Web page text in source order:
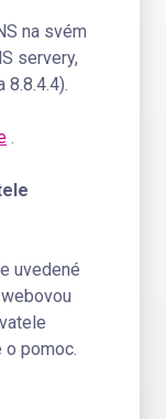
na svém
servery,
8.8.4.4).
.
uvedené
o pomoc.